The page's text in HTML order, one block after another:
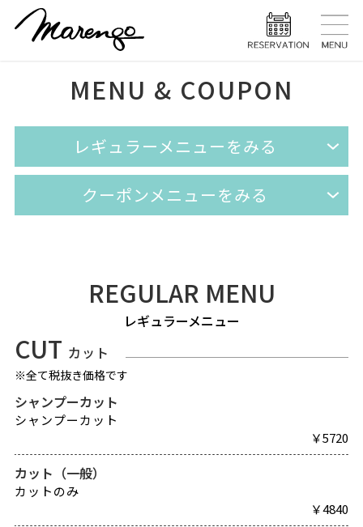
MENU メニュー
HAIR STYLE
HAIR CARE ヘアケア
HEAD SPA ヘッドスパ
STAFF スタッフ
BLOG
採用情報
MENU & COUPON
レギュラーメニューをみる
クーポンメニューをみる
REGULAR MENU
レギュラーメニュー
CUT カット
※全て税抜き価格です
シャンプーカット
シャンプーカット
￥5720
カット（一般）
カットのみ
￥4840